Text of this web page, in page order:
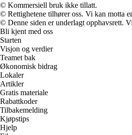
© Kommersiell bruk ikke tillatt.
© Rettighetene tilhører oss. Vi kan motta
© Denne siden er underlagt opphavsrett.
Bli kjent med oss
Starten
Visjon og verdier
Teamet bak
Økonomisk bidrag
Lokaler
Artikler
Gratis materiale
Rabattkoder
Tilbakemelding
Kjøpstips
Hjelp